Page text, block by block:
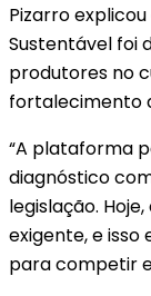
Pizarro
Sustentável foi
produtores no
fortalecimento
“A plataforma
diagnóstico
legislação.
exigente, e
para competir